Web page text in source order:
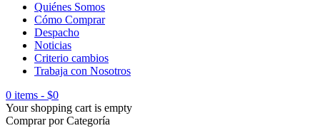
Quiénes Somos
Cómo Comprar
Despacho
Noticias
Criterio cambios
Trabaja con Nosotros
0 items - $0
Your shopping cart is empty
Comprar por Categoría